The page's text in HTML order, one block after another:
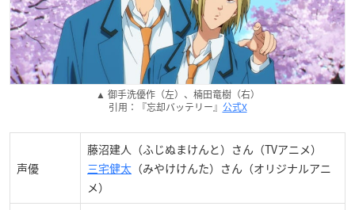
▲ 御手洗優作（左）、楠田竜樹（右）
引用：『忘却バッテリー』 公式X
声優
藤沼建人（ふじぬまけんと）さん（TVアニメ）
三宅健太 （みやけけんた）さん（オリジナルアニ
メ）